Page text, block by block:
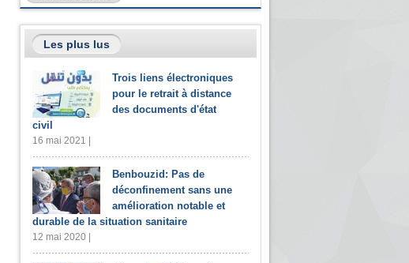
Les plus lus
Trois liens électroniques
pour le retrait à distance
des documents d'état
civil
16 mai 2021 |
Benbouzid: Pas de
déconfinement sans une
amélioration notable et
durable de la situation sanitaire
12 mai 2020 |